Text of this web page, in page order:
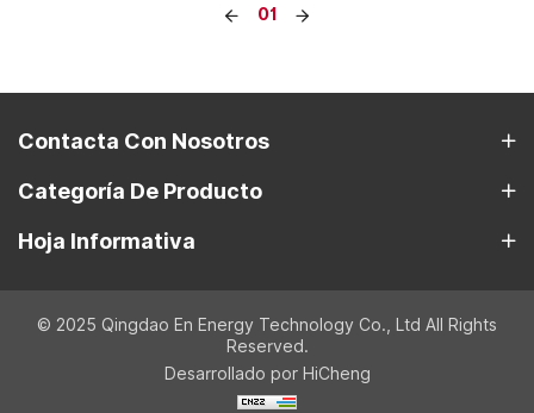
01
Contacta Con Nosotros
Categoría De Producto
Hoja Informativa
© 2025 Qingdao En Energy Technology Co., Ltd All Rights
Reserved.
Desarrollado por HiCheng